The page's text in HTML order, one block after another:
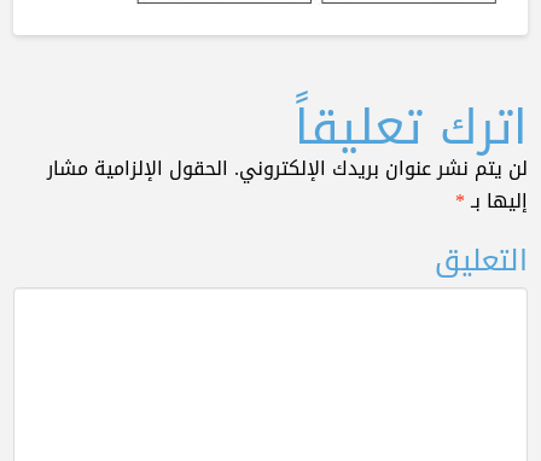
اترك تعليقاً
لن يتم نشر عنوان بريدك الإلكتروني. الحقول الإلزامية مشار
إليها بـ*
التعليق